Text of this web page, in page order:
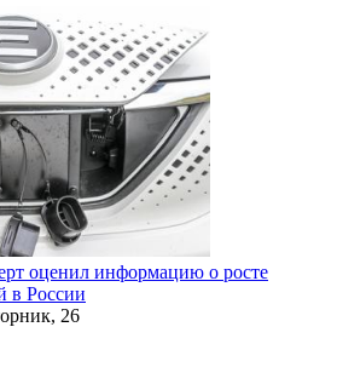
оценил информацию о росте
в России
26